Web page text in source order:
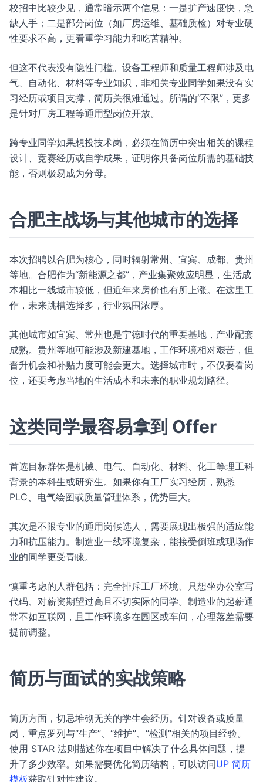
校招中比较少见，通常暗示两个信息：一是扩产速度快，急
缺人手；二是部分岗位（如厂房运维、基础质检）对专业硬
性要求不高，更看重学习能力和吃苦精神。
但这不代表没有隐性门槛。设备工程师和质量工程师涉及电
气、自动化、材料等专业知识，非相关专业同学如果没有实
习经历或项目支撑，简历关很难通过。所谓的“不限”，更多
是针对厂房工程等通用型岗位开放。
跨专业同学如果想投技术岗，必须在简历中突出相关的课程
设计、竞赛经历或自学成果，证明你具备岗位所需的基础技
能，否则极易成为分母。
合肥主战场与其他城市的选择
本次招聘以合肥为核心，同时辐射常州、宜宾、成都、贵州
等地。合肥作为“新能源之都”，产业集聚效应明显，生活成
本相比一线城市较低，但近年来房价也有所上涨。在这里工
作，未来跳槽选择多，行业氛围浓厚。
其他城市如宜宾、常州也是宁德时代的重要基地，产业配套
成熟。贵州等地可能涉及新建基地，工作环境相对艰苦，但
晋升机会和补贴力度可能会更大。选择城市时，不仅要看岗
位，还要考虑当地的生活成本和未来的职业规划路径。
这类同学最容易拿到 Offer
首选目标群体是机械、电气、自动化、材料、化工等理工科
背景的本科生或研究生。如果你有工厂实习经历，熟悉
PLC、电气绘图或质量管理体系，优势巨大。
其次是不限专业的通用岗候选人，需要展现出极强的适应能
力和抗压能力。制造业一线环境复杂，能接受倒班或现场作
业的同学更受青睐。
慎重考虑的人群包括：完全排斥工厂环境、只想坐办公室写
代码、对薪资期望过高且不切实际的同学。制造业的起薪通
常不如互联网，且工作环境多在园区或车间，心理落差需要
提前调整。
简历与面试的实战策略
简历方面，切忌堆砌无关的学生会经历。针对设备或质量
岗，重点罗列与“生产”、“维护”、“检测”相关的项目经验。
使用 STAR 法则描述你在项目中解决了什么具体问题，提
升了多少效率。如果需要优化简历结构，可以访问UP 简历
模板获取针对性建议。